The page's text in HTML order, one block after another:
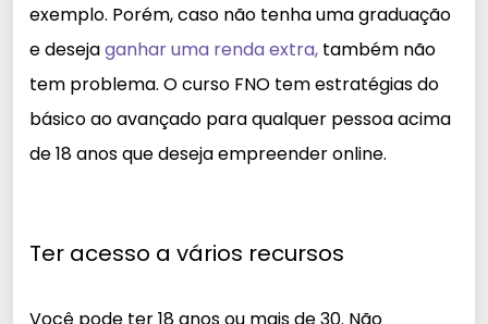
exemplo. Porém, caso não tenha uma graduação
e desejaganhar uma renda extra, também não
tem problema. O curso FNO tem estratégias do
básico ao avançado para qualquer pessoa acima
de 18 anos que deseja empreender online.
Ter acesso a vários recursos
Você pode ter 18 anos ou mais de 30. Não